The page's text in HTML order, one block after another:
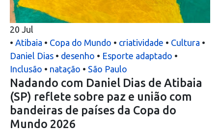
20 Jul
• Atibaia • Copa do Mundo • criatividade • Cultura •
Daniel Dias • desenho • Esporte adaptado •
Inclusão • natação • São Paulo
Nadando com Daniel Dias de Atibaia
(SP) reflete sobre paz e união com
bandeiras de países da Copa do
Mundo 2026